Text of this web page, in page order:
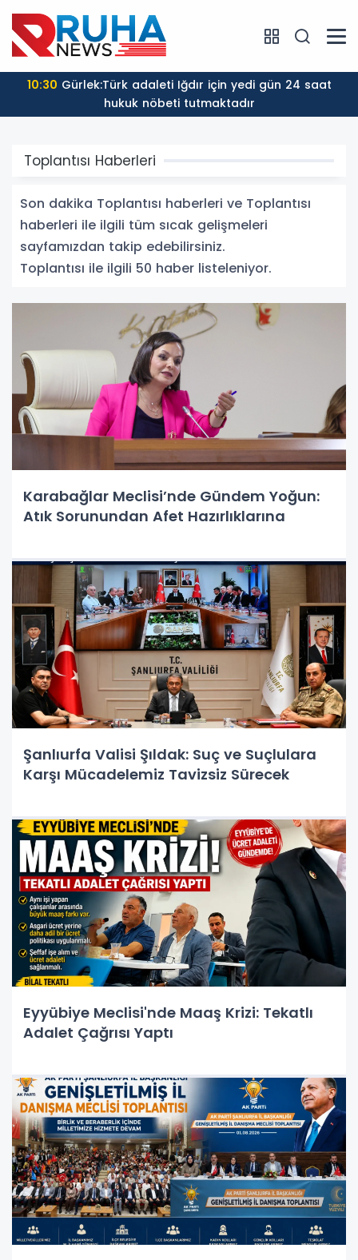
10:30 Büyükşehirden kuru domates üretimine saha
ziyareti
Toplantısı Haberleri
Son dakika Toplantısı haberleri ve Toplantısı
haberleri ile ilgili tüm sıcak gelişmeleri
sayfamızdan takip edebilirsiniz.
Toplantısı ile ilgili 50 haber listeleniyor.
Karabağlar Meclisi’nde Gündem Yoğun:
Atık Sorunundan Afet Hazırlıklarına
Şanlıurfa Valisi Şıldak: Suç ve Suçlulara
Karşı Mücadelemiz Tavizsiz Sürecek
Eyyübiye Meclisi'nde Maaş Krizi: Tekatlı
Adalet Çağrısı Yaptı